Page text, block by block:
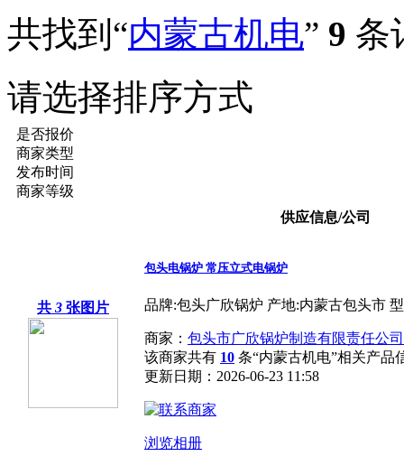
共找到“内蒙古机电” 9 条
请选择排序方式
是否报价
商家类型
发布时间
商家等级
供应信息/公司
共 3 张图片
包头电锅炉 常压立式电锅炉
品牌:包头广欣锅炉 产地:内蒙古包头市
商家： 包头市广欣锅炉制造有限责任公司
该商家共有 10 条“内蒙古机电”相关产品
更新日期：2026-06-23 11:58
浏览相册